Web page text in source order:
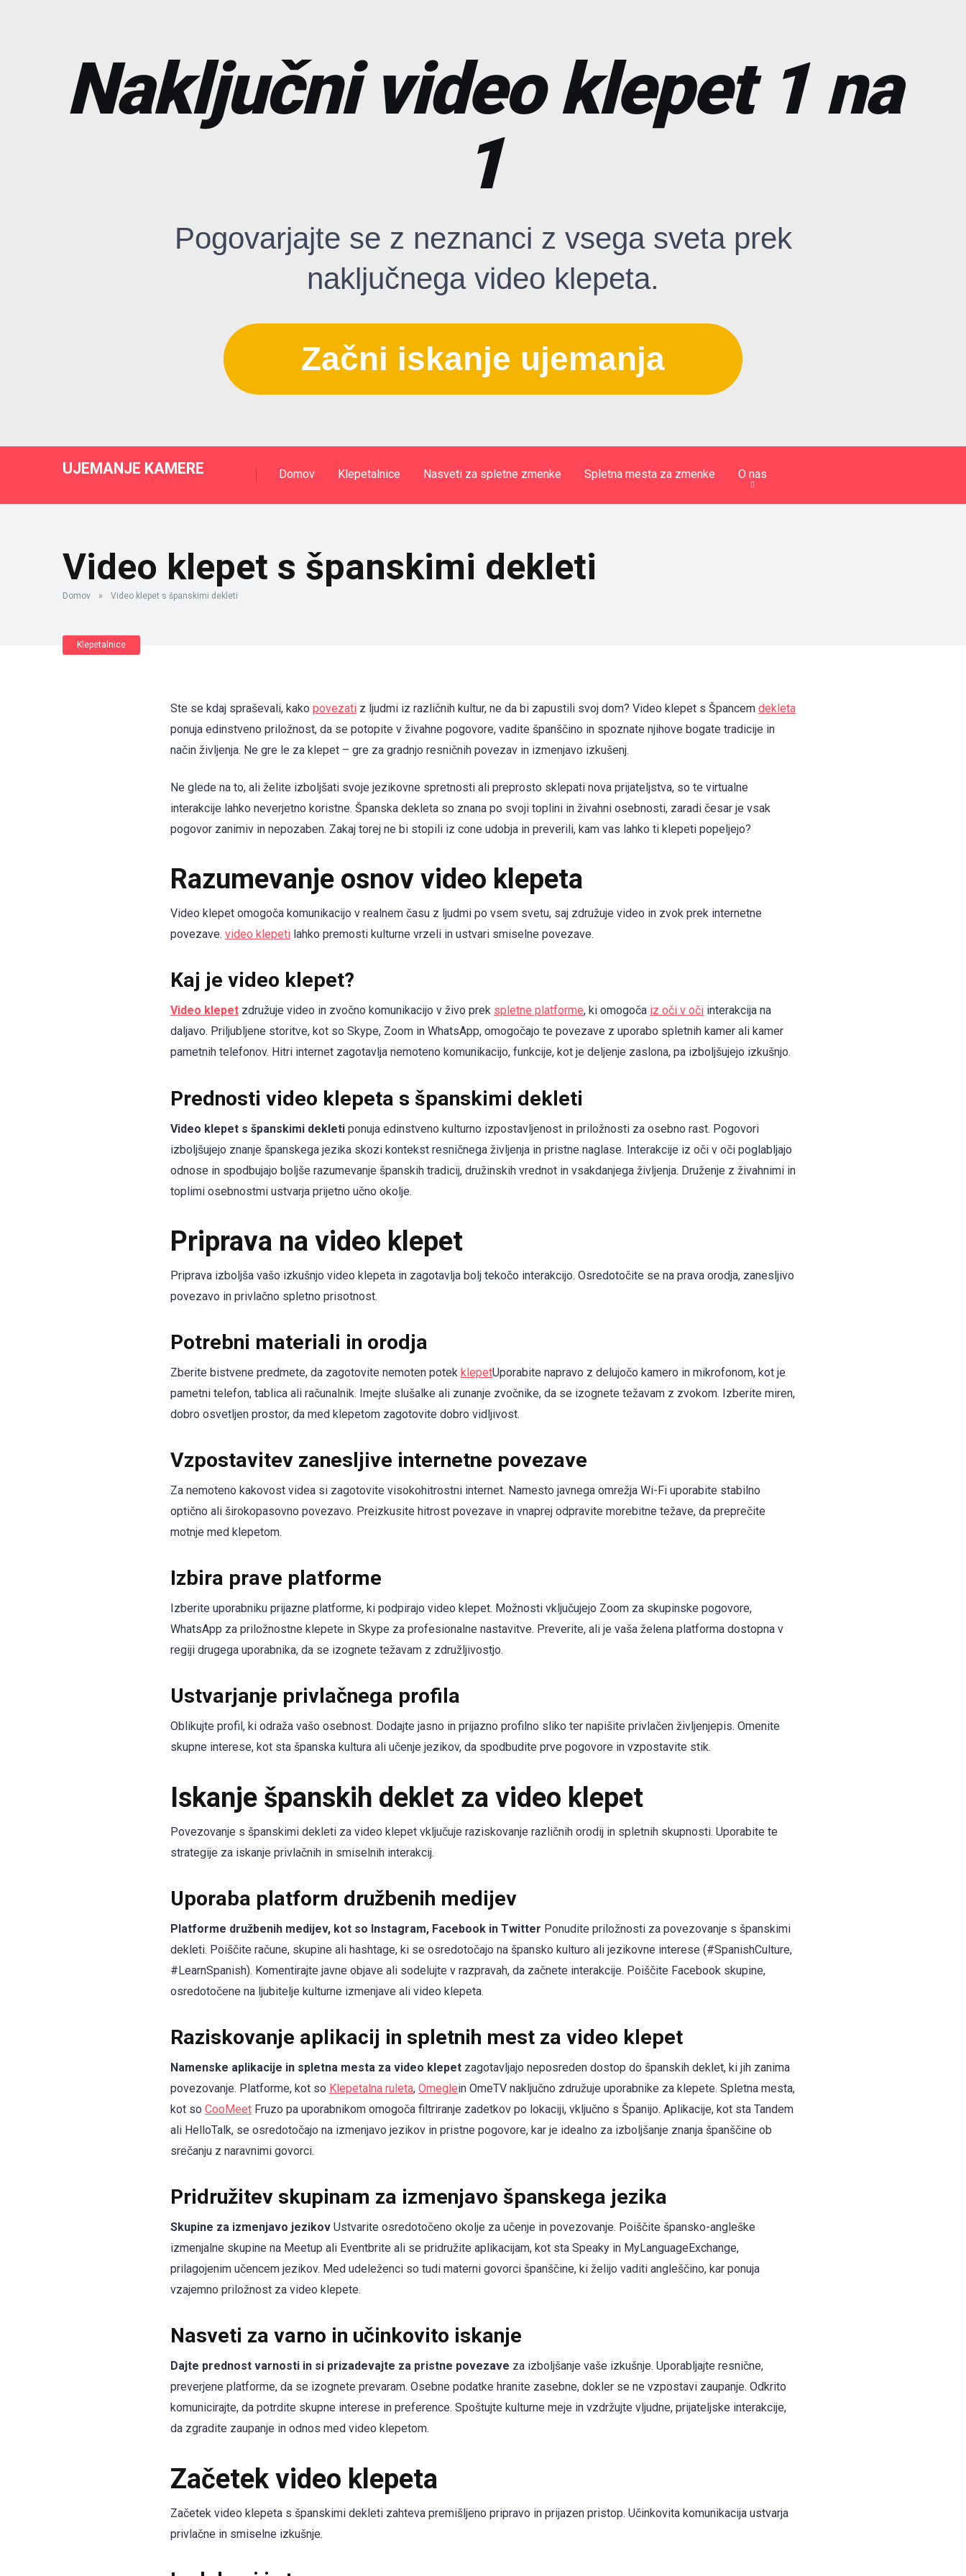
Naključni video klepet 1 na
1
Pogovarjajte se z neznanci z vsega sveta prek
naključnega video klepeta.
Začni iskanje ujemanja
UJEMANJE KAMERE Domov Klepetalnice Nasveti za spletne zmenke Spletna mesta za zmenke O nas
Video klepet s španskimi dekleti
Domov » Video klepet s španskimi dekleti
Klepetalnice
Ste se kdaj spraševali, kako povezati z ljudmi iz različnih kultur, ne da bi zapustili svoj dom? Video klepet s Špancem dekleta
ponuja edinstveno priložnost, da se potopite v živahne pogovore, vadite španščino in spoznate njihove bogate tradicije in
način življenja. Ne gre le za klepet – gre za gradnjo resničnih povezav in izmenjavo izkušenj.
Ne glede na to, ali želite izboljšati svoje jezikovne spretnosti ali preprosto sklepati nova prijateljstva, so te virtualne
interakcije lahko neverjetno koristne. Španska dekleta so znana po svoji toplini in živahni osebnosti, zaradi česar je vsak
pogovor zanimiv in nepozaben. Zakaj torej ne bi stopili iz cone udobja in preverili, kam vas lahko ti klepeti popeljejo?
Razumevanje osnov video klepeta
Video klepet omogoča komunikacijo v realnem času z ljudmi po vsem svetu, saj združuje video in zvok prek internetne
povezave. video klepeti lahko premosti kulturne vrzeli in ustvari smiselne povezave.
Kaj je video klepet?
Video klepet združuje video in zvočno komunikacijo v živo prek spletne platforme, ki omogoča iz oči v oči interakcija na
daljavo. Priljubljene storitve, kot so Skype, Zoom in WhatsApp, omogočajo te povezave z uporabo spletnih kamer ali kamer
pametnih telefonov. Hitri internet zagotavlja nemoteno komunikacijo, funkcije, kot je deljenje zaslona, pa izboljšujejo izkušnjo.
Prednosti video klepeta s španskimi dekleti
Video klepet s španskimi dekleti ponuja edinstveno kulturno izpostavljenost in priložnosti za osebno rast. Pogovori
izboljšujejo znanje španskega jezika skozi kontekst resničnega življenja in pristne naglase. Interakcije iz oči v oči poglabljajo
odnose in spodbujajo boljše razumevanje španskih tradicij, družinskih vrednot in vsakdanjega življenja. Druženje z živahnimi in
toplimi osebnostmi ustvarja prijetno učno okolje.
Priprava na video klepet
Priprava izboljša vašo izkušnjo video klepeta in zagotavlja bolj tekočo interakcijo. Osredotočite se na prava orodja, zanesljivo
povezavo in privlačno spletno prisotnost.
Potrebni materiali in orodja
Zberite bistvene predmete, da zagotovite nemoten potek klepetUporabite napravo z delujočo kamero in mikrofonom, kot je
pametni telefon, tablica ali računalnik. Imejte slušalke ali zunanje zvočnike, da se izognete težavam z zvokom. Izberite miren,
dobro osvetljen prostor, da med klepetom zagotovite dobro vidljivost.
Vzpostavitev zanesljive internetne povezave
Za nemoteno kakovost videa si zagotovite visokohitrostni internet. Namesto javnega omrežja Wi-Fi uporabite stabilno
optično ali širokopasovno povezavo. Preizkusite hitrost povezave in vnaprej odpravite morebitne težave, da preprečite
motnje med klepetom.
Izbira prave platforme
Izberite uporabniku prijazne platforme, ki podpirajo video klepet. Možnosti vključujejo Zoom za skupinske pogovore,
WhatsApp za priložnostne klepete in Skype za profesionalne nastavitve. Preverite, ali je vaša želena platforma dostopna v
regiji drugega uporabnika, da se izognete težavam z združljivostjo.
Ustvarjanje privlačnega profila
Oblikujte profil, ki odraža vašo osebnost. Dodajte jasno in prijazno profilno sliko ter napišite privlačen življenjepis. Omenite
skupne interese, kot sta španska kultura ali učenje jezikov, da spodbudite prve pogovore in vzpostavite stik.
Iskanje španskih deklet za video klepet
Povezovanje s španskimi dekleti za video klepet vključuje raziskovanje različnih orodij in spletnih skupnosti. Uporabite te
strategije za iskanje privlačnih in smiselnih interakcij.
Uporaba platform družbenih medijev
Platforme družbenih medijev, kot so Instagram, Facebook in Twitter Ponudite priložnosti za povezovanje s španskimi
dekleti. Poiščite račune, skupine ali hashtage, ki se osredotočajo na špansko kulturo ali jezikovne interese (#SpanishCulture,
#LearnSpanish). Komentirajte javne objave ali sodelujte v razpravah, da začnete interakcije. Poiščite Facebook skupine,
osredotočene na ljubitelje kulturne izmenjave ali video klepeta.
Raziskovanje aplikacij in spletnih mest za video klepet
Namenske aplikacije in spletna mesta za video klepet zagotavljajo neposreden dostop do španskih deklet, ki jih zanima
povezovanje. Platforme, kot so Klepetalna ruleta, Omeglein OmeTV naključno združuje uporabnike za klepete. Spletna mesta,
kot so CooMeet Fruzo pa uporabnikom omogoča filtriranje zadetkov po lokaciji, vključno s Španijo. Aplikacije, kot sta Tandem
ali HelloTalk, se osredotočajo na izmenjavo jezikov in pristne pogovore, kar je idealno za izboljšanje znanja španščine ob
srečanju z naravnimi govorci.
Pridružitev skupinam za izmenjavo španskega jezika
Skupine za izmenjavo jezikov Ustvarite osredotočeno okolje za učenje in povezovanje. Poiščite špansko-angleške
izmenjalne skupine na Meetup ali Eventbrite ali se pridružite aplikacijam, kot sta Speaky in MyLanguageExchange,
prilagojenim učencem jezikov. Med udeleženci so tudi materni govorci španščine, ki želijo vaditi angleščino, kar ponuja
vzajemno priložnost za video klepete.
Nasveti za varno in učinkovito iskanje
Dajte prednost varnosti in si prizadevajte za pristne povezave za izboljšanje vaše izkušnje. Uporabljajte resnične,
preverjene platforme, da se izognete prevaram. Osebne podatke hranite zasebne, dokler se ne vzpostavi zaupanje. Odkrito
komunicirajte, da potrdite skupne interese in preference. Spoštujte kulturne meje in vzdržujte vljudne, prijateljske interakcije,
da zgradite zaupanje in odnos med video klepetom.
Začetek video klepeta
Začetek video klepeta s španskimi dekleti zahteva premišljeno pripravo in prijazen pristop. Učinkovita komunikacija ustvarja
privlačne in smiselne izkušnje.